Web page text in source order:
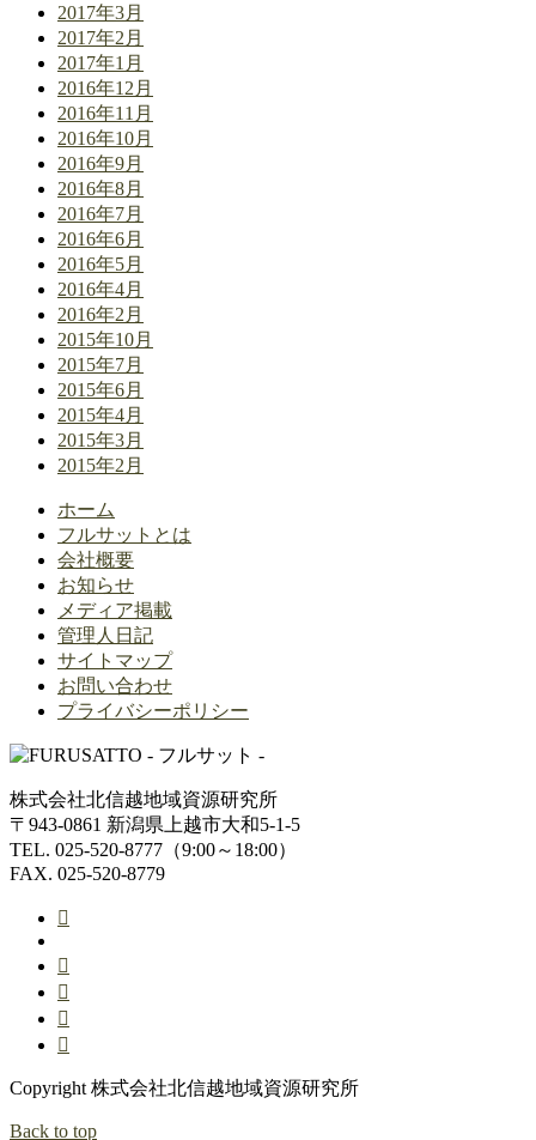
2017年3月
2017年2月
2017年1月
2016年12月
2016年11月
2016年10月
2016年9月
2016年8月
2016年7月
2016年6月
2016年5月
2016年4月
2016年2月
2015年10月
2015年7月
2015年6月
2015年4月
2015年3月
2015年2月
ホーム
フルサットとは
会社概要
お知らせ
メディア掲載
管理人日記
サイトマップ
お問い合わせ
プライバシーポリシー
株式会社北信越地域資源研究所
〒943-0861 新潟県上越市大和5-1-5
TEL. 025-520-8777（9:00～18:00）
FAX. 025-520-8779
Copyright 株式会社北信越地域資源研究所
Back to top